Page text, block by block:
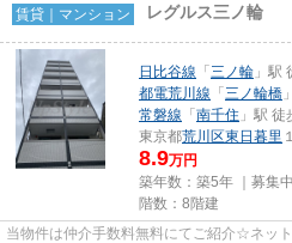
賃貸｜マンション レグルス三ノ輪
日比谷線 「 三ノ輪 」駅
都電荒川線 「 三ノ輪橋
常磐線 「 南千住 」駅
東京都荒川区東日暮里
8.9万円
築年数：築5年 ｜募集中
階数：8階建
当物件は仲介手数料無料にてご紹介☆ネッ